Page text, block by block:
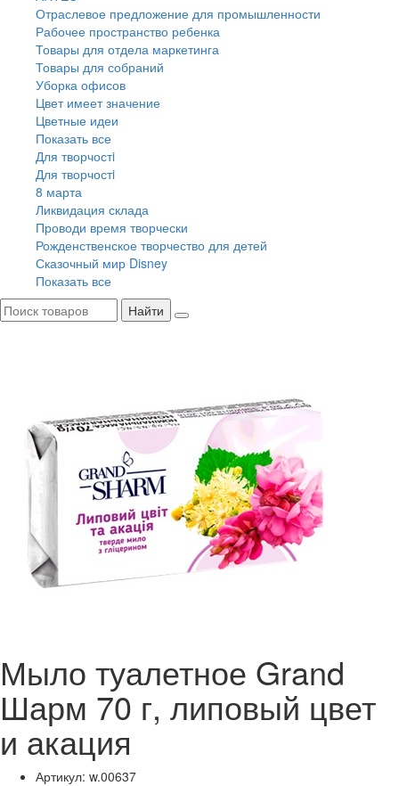
Отраслевое предложение для промышленности
Рабочее пространство ребенка
Товары для отдела маркетинга
Товары для собраний
Уборка офисов
Цвет имеет значение
Цветные идеи
Показать все
Для творчостi
Для творчостi
8 марта
Ликвидация склада
Проводи время творчески
Рожденственское творчество для детей
Сказочный мир Disney
Показать все
Найти
Мыло туалетное Grand
Шарм 70 г, липовый цвет
и акация
Артикул: w.00637